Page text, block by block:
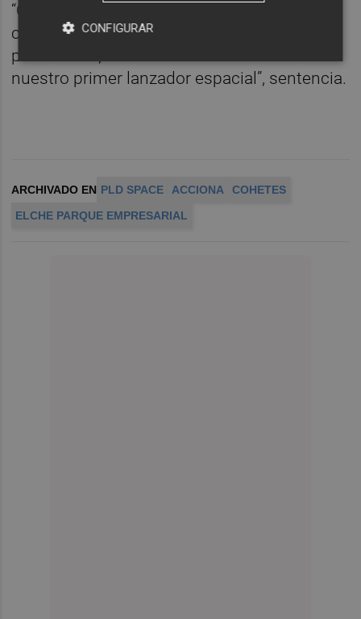
“Comienza una etapa muy bonita pero
completa en nuestra empresa, porque por
primera vez, nos vamos a ver las caras con
nuestro primer lanzador espacial”, sentencia.
ARCHIVADO EN PLD SPACE ACCIONA
COHETES
ELCHE PARQUE EMPRESARIAL
CONFIGURAR